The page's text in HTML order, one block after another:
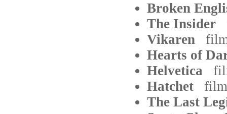
Broken
The Insider
Vikaren
Hearts of
Helvetica
Hatchet film
The Last